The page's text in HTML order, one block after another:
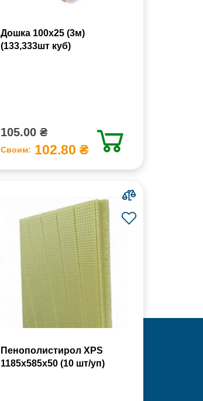
Дошка 100х25 (3м)
(133,333шт куб)
105.00 ₴
Своим: 102.80 ₴
Пенополистирол XPS
1185х585х50 (10 шт/уп)